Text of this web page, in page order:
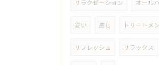
リラクゼーション オール
安い 癒し トリートメ
リフレッシュ リラックス